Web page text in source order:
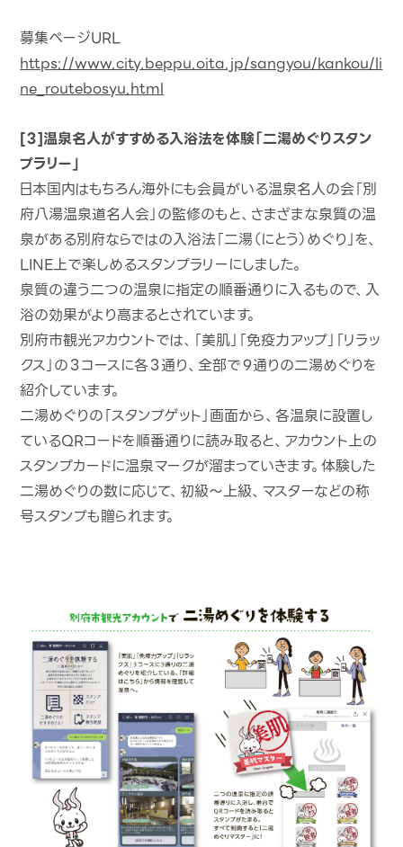
募集ページURL
https://www.city.beppu.oita.jp/sangyou/kankou/li
ne_routebosyu.html
[３]温泉名人がすすめる入浴法を体験「二湯めぐりスタン
プラリー」
日本国内はもちろん海外にも会員がいる温泉名人の会「別
府八湯温泉道名人会」の監修のもと、さまざまな泉質の温
泉がある別府ならではの入浴法「二湯（にとう）めぐり」を、
LINE上で楽しめるスタンプラリーにしました。
泉質の違う二つの温泉に指定の順番通りに入るもので、入
浴の効果がより高まるとされています。
別府市観光アカウントでは、「美肌」「免疫力アップ」「リラッ
クス」の３コースに各３通り、全部で９通りの二湯めぐりを
紹介しています。
二湯めぐりの「スタンプゲット」画面から、各温泉に設置し
ているQRコードを順番通りに読み取ると、アカウント上の
スタンプカードに温泉マークが溜まっていきます。体験した
二湯めぐりの数に応じて、初級～上級、マスターなどの称
号スタンプも贈られます。